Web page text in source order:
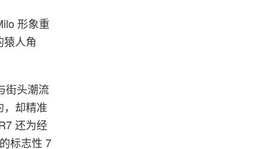
形象重
人角
街头潮流
，却精准
还为经
标志性 7